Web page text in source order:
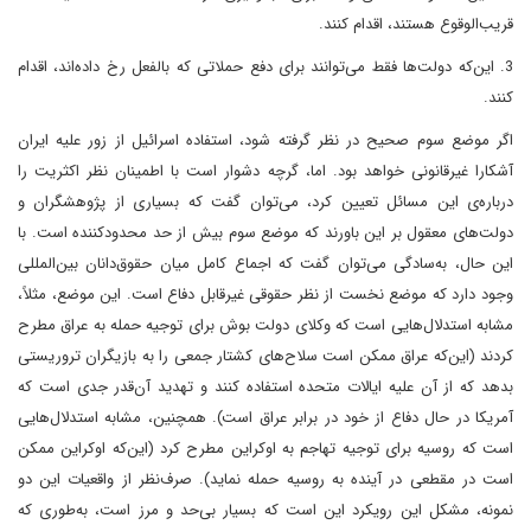
قریب‌الوقوع هستند، اقدام کنند.
3. این‌که دولت‌ها فقط می‌توانند برای دفع حملاتی که بالفعل رخ داده‌اند، اقدام
کنند.
اگر موضع سوم صحیح در نظر گرفته شود، استفاده اسرائیل از زور علیه ایران
آشکارا غیرقانونی خواهد بود. اما، گرچه دشوار است با اطمینان نظر اکثریت را
درباره‌ی این مسائل تعیین کرد، می‌توان گفت که بسیاری از پژوهشگران و
دولت‌های معقول بر این باورند که موضع سوم بیش از حد محدودکننده است. با
این حال، به‌سادگی می‌توان گفت که اجماع کامل میان حقوق‌دانان بین‌المللی
وجود دارد که موضع نخست از نظر حقوقی غیرقابل دفاع است. این موضع، مثلاً،
مشابه استدلال‌هایی است که وکلای دولت بوش برای توجیه حمله به عراق مطرح
کردند (این‌که عراق ممکن است سلاح‌های کشتار جمعی را به بازیگران تروریستی
بدهد که از آن علیه ایالات متحده استفاده کنند و تهدید آن‌قدر جدی است که
آمریکا در حال دفاع از خود در برابر عراق است). همچنین، مشابه استدلال‌هایی
است که روسیه برای توجیه تهاجم به اوکراین مطرح کرد (این‌که اوکراین ممکن
است در مقطعی در آینده به روسیه حمله نماید). صرف‌نظر از واقعیات این دو
نمونه، مشکل این رویکرد این است که بسیار بی‌حد و مرز است، به‌طوری که